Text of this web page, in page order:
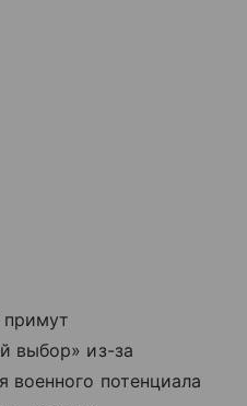
выбор» из-за
военного потенциала